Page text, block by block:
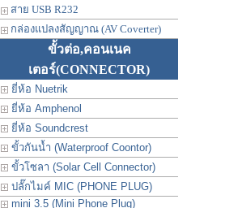
สาย USB R232
กล่องแปลงสัญญาณ (AV Coverter)
ขั้วต่อ,คอนเนค
เตอร์(CONNECTOR)
ยี่ห้อ Nuetrik
ยี่ห้อ Amphenol
ยี่ห้อ Soundcrest
ขั้วกันน้ำ (Waterproof Coontor)
ขั้วโซลา (Solar Cell Connector)
ปลั๊กไมค์ MIC (PHONE PLUG)
mini 3.5 (Mini Phone Plug)